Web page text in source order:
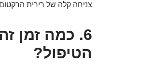
צניחה קלה של רירית
6. כמה זמן
הטיפול?